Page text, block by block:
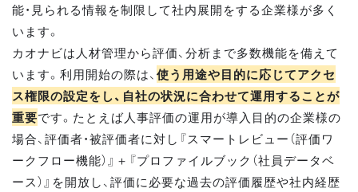
能・見られる情報を制限して社内展開をする企業様が多く
います。
カオナビは人材管理から評価、分析まで多数機能を備えて
います。利用開始の際は、使う用途や目的に応じてアクセ
ス権限の設定をし、自社の状況に合わせて運用することが
重要です。たとえば人事評価の運用が導入目的の企業様の
場合、評価者・被評価者に対し『スマートレビュー（評価ワ
ークフロー機能）』＋『プロファイルブック（社員データベ
ース）』を開放し、評価に必要な過去の評価履歴や社内経歴